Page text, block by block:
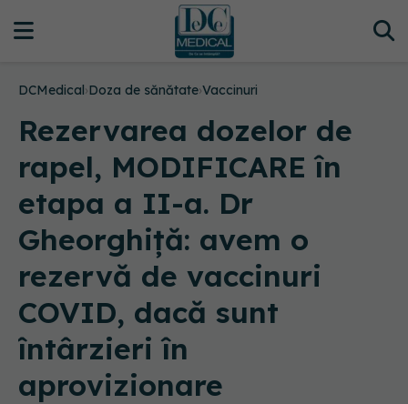
DCMedical›Doza de sănătate›Vaccinuri
Rezervarea dozelor de
rapel, MODIFICARE în
etapa a II-a. Dr
Gheorghiță: avem o
rezervă de vaccinuri
COVID, dacă sunt
întârzieri în
aprovizionare